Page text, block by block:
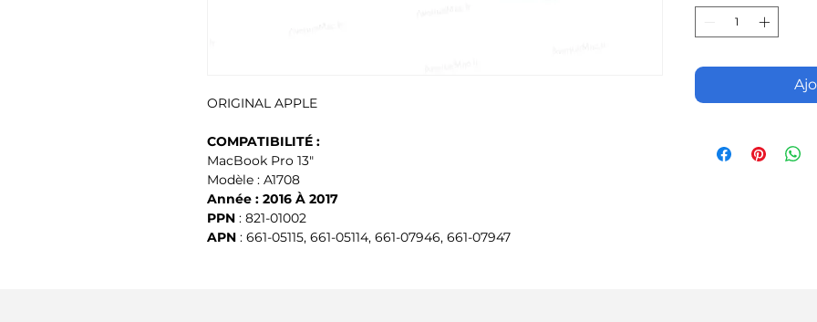
ORIGINAL APPLE
COMPATIBILITÉ :
MacBook Pro 13"
Modèle : A1708
Année : 2016 À 2017
PPN : 821-01002
APN : 661-05115, 661-05114, 661-07946, 661-07947